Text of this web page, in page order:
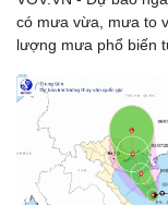
có mưa vừa, mưa to
lượng mưa phổ biến